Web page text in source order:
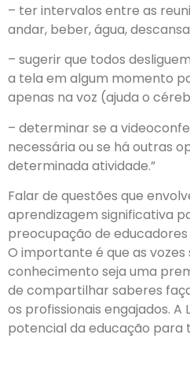
– ter intervalos entre as
andar, beber, água,
– sugerir que todos
a tela em algum momento
apenas na voz (ajuda o
– determinar se a
necessária ou se há outras
determinada atividade.”
Falar de questões que
aprendizagem significativa
preocupação de
O importante é que as vozes
conhecimento seja uma
de compartilhar saberes
os profissionais engajados.
potencial da educação para